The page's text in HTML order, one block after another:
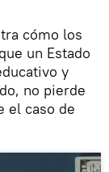
cómo los
un Estado
y
no pierde
el caso de